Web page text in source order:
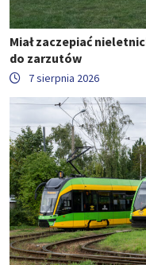
Miał zaczepiać
do zarzutów
7 sierpnia 2026